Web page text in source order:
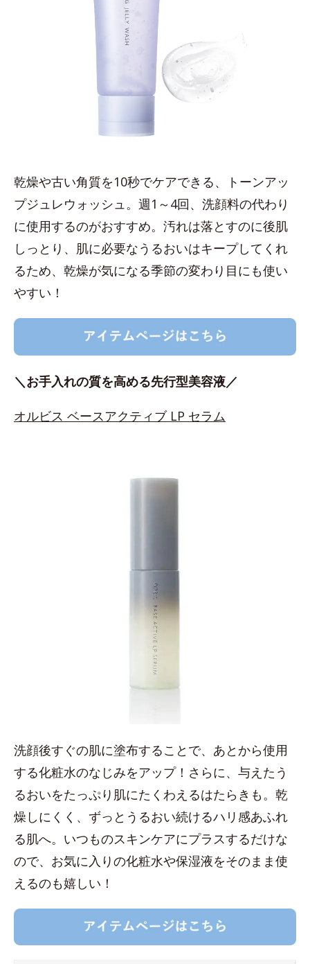
乾燥や古い角質を10秒でケアできる、トーンアッ
プジュレウォッシュ。週1～4回、洗顔料の代わり
に使用するのがおすすめ。汚れは落とすのに後肌
しっとり、肌に必要なうるおいはキープしてくれ
るため、乾燥が気になる季節の変わり目にも使い
やすい！
＼お手入れの質を高める先行型美容液／
オルビス ベースアクティブ LP セラム
洗顔後すぐの肌に塗布することで、あとから使用
する化粧水のなじみをアップ！さらに、与えたう
るおいをたっぷり肌にたくわえるはたらきも。乾
燥しにくく、ずっとうるおい続けるハリ感あふれ
る肌へ。いつものスキンケアにプラスするだけな
ので、お気に入りの化粧水や保湿液をそのまま使
えるのも嬉しい！